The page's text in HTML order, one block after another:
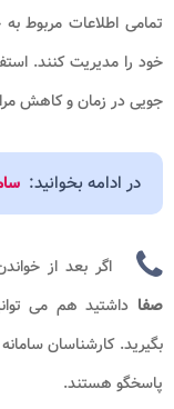
تمامی اطلاعات مربوط
خود را مدیریت کنند.
جویی در زمان و کاهش
در ادامه بخوانید:
اگر بعد از
صفا داشتید هم می
بگیرید. کارشناسان
پاسخگو هستند.